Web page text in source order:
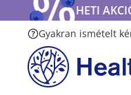
HETI
Gyakran ismételt